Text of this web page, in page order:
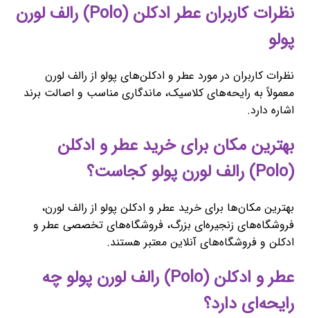
نظرات کاربران عطر ادکلن (Polo) رالف لورن
پولو
نظرات کاربران در مورد عطر و ادکلن‌های پولو از رالف لورن
معمولاً به رایحه‌های کلاسیک، ماندگاری مناسب و اصالت برند
اشاره دارد.
بهترین مکان برای خرید عطر و ادکلن
(Polo) رالف لورن پولو کجاست؟
بهترین مکان‌ها برای خرید عطر و ادکلن پولو از رالف لورن،
فروشگاه‌های زنجیره‌ای بزرگ، فروشگاه‌های تخصصی عطر و
ادکلن و فروشگاه‌های آنلاین معتبر هستند.
عطر و ادکلن (Polo) رالف لورن پولو چه
رایحه‌ای دارد؟